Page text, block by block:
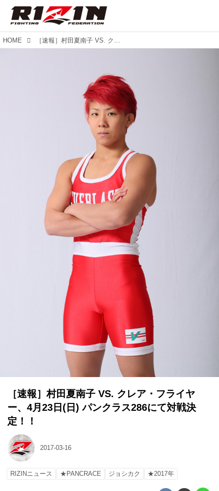
HOME ［速報］村田夏南子 VS. クレア・フライヤー、4月23日(日) パンクラス286にて対戦決定！！
［速報］村田夏南子 VS. クレア・フライヤ
ー、4月23日(日) パンクラス286にて対戦決
定！！
2017-03-16
RIZINニュース ★PANCRACE ジョシカク ★2017年